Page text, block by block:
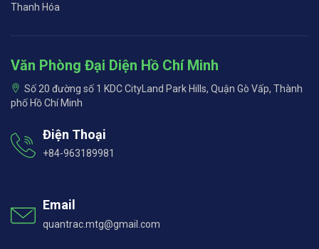
Thanh Hóa
Văn Phòng Đại Diện Hồ Chí Minh
Số 20 đường số 1 KDC CityLand Park Hills, Quận Gò Vấp, Thành
phố Hồ Chí Minh
Điện Thoại
+84-963189981
Email
quantrac.mtg@gmail.com